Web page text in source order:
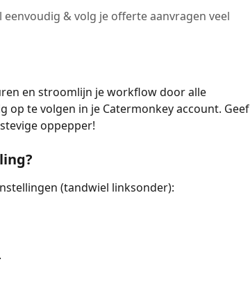
& volg je offerte aanvragen veel
en stroomlijn je workflow door alle
op te volgen in je Catermonkey account. Geef
oppepper!
(tandwiel linksonder):
.